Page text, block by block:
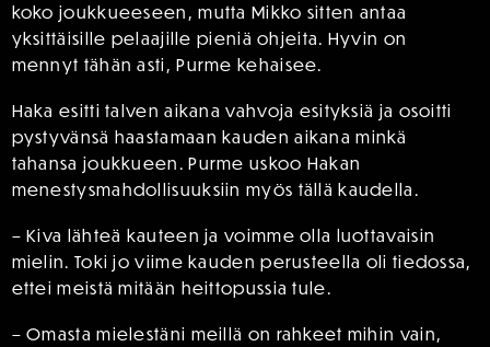
koko joukkueeseen, mutta Mikko sitten antaa
yksittäisille pelaajille pieniä ohjeita. Hyvin on
mennyt tähän asti, Purme kehaisee.
Haka esitti talven aikana vahvoja esityksiä ja osoitti
pystyvänsä haastamaan kauden aikana minkä
tahansa joukkueen. Purme uskoo Hakan
menestysmahdollisuuksiin myös tällä kaudella.
– Kiva lähteä kauteen ja voimme olla luottavaisin
mielin. Toki jo viime kauden perusteella oli tiedossa,
ettei meistä mitään heittopussia tule.
– Omasta mielestäni meillä on rahkeet mihin vain,